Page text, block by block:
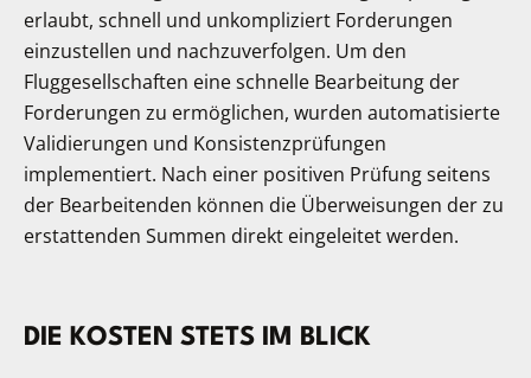
erlaubt, schnell und unkompliziert Forderungen
einzustellen und nachzuverfolgen. Um den
Fluggesellschaften eine schnelle Bearbeitung der
Forderungen zu ermöglichen, wurden automatisierte
Validierungen und Konsistenzprüfungen
implementiert. Nach einer positiven Prüfung seitens
der Bearbeitenden können die Überweisungen der zu
erstattenden Summen direkt eingeleitet werden.
DIE KOS­TEN STETS IM BLICK